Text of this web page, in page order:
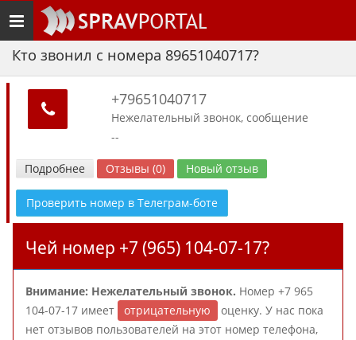
Toggle
navigation
Кто звонил с номера 89651040717?
+79651040717
Нежелательный звонок, сообщение
--
Подробнее Отзывы (0) Новый отзыв
Проверить номер в Телеграм-боте
Чей номер +7 (965) 104-07-17?
Внимание: Нежелательный звонок. Номер +7 965
104-07-17 имеет
отрицательную
оценку. У нас пока
нет отзывов пользователей на этот номер телефона,